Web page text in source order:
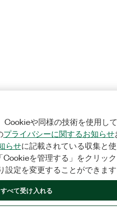
Cookieや同様の技術を使用し
プライバシーに関するお知らせ
らせに記載されている収集と
Cookieを管理する」をクリッ
設定を変更することができま
すべて受け入れる